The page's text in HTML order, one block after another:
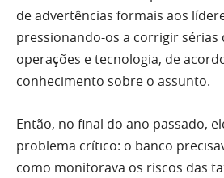
de advertências formais aos
pressionando-os a corrigir sérias
operações e tecnologia, de
conhecimento sobre o assunto.
Então, no final do ano passado,
problema crítico: o banco
como monitorava os riscos das